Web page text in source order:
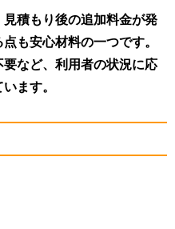
積もり後の追加料金が発
も安心材料の一つです。
など、利用者の状況に応
ます。